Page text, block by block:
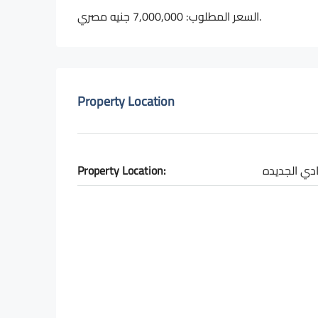
السعر المطلوب: 7,000,000 جنيه مصري.
Property Location
Property Location: الجديده